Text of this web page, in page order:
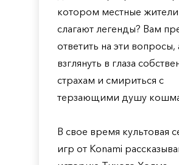
котором местные жители
слагают легенды? Вам
ответить на эти вопросы,
взглянуть в глаза
страхам и смириться с
терзающими душу
В свое время культовая
игр от Konami